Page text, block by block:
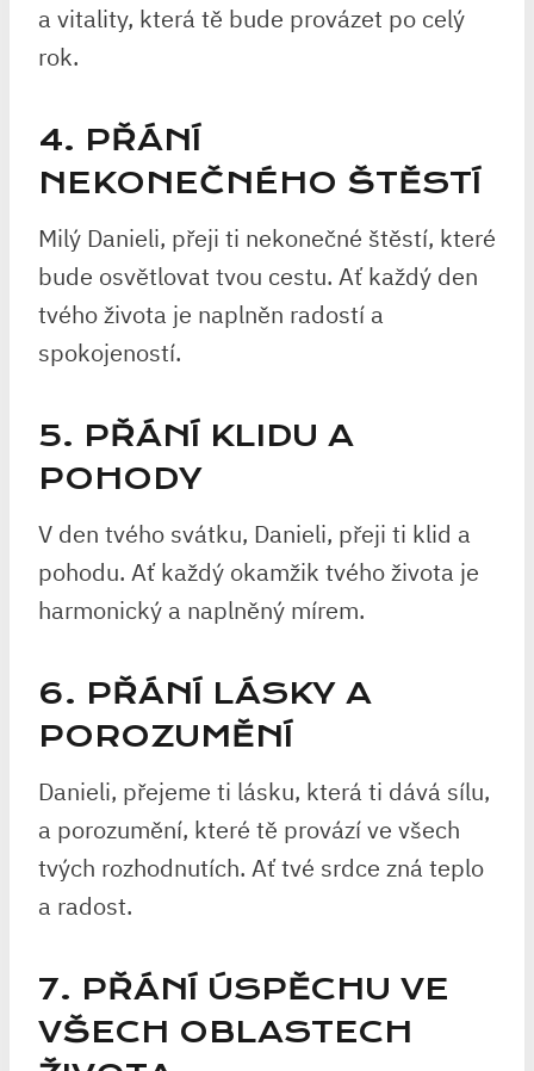
a vitality, která tě bude provázet po celý
rok.
4. PŘÁNÍ
NEKONEČNÉHO ŠTĚSTÍ
Milý Danieli, přeji ti nekonečné štěstí, které
bude osvětlovat tvou cestu. Ať každý den
tvého života je naplněn radostí a
spokojeností.
5. PŘÁNÍ KLIDU A
POHODY
V den tvého svátku, Danieli, přeji ti klid a
pohodu. Ať každý okamžik tvého života je
harmonický a naplněný mírem.
6. PŘÁNÍ LÁSKY A
POROZUMĚNÍ
Danieli, přejeme ti lásku, která ti dává sílu,
a porozumění, které tě provází ve všech
tvých rozhodnutích. Ať tvé srdce zná teplo
a radost.
7. PŘÁNÍ ÚSPĚCHU VE
VŠECH OBLASTECH